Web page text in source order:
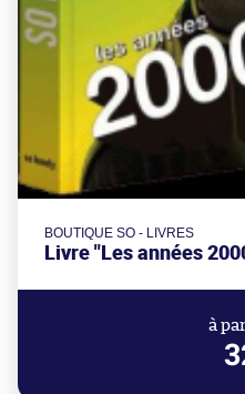
BOUTIQUE SO - LIVRES
Livre "Les années
à